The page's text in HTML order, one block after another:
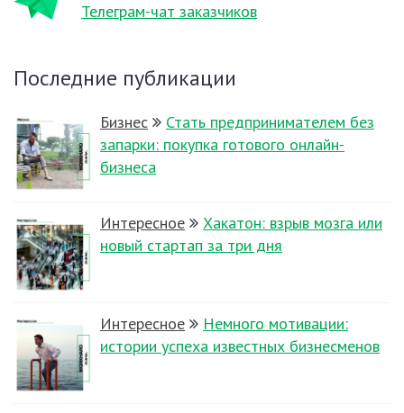
Телеграм-чат заказчиков
Последние публикации
Бизнес
Стать предпринимателем без
запарки: покупка готового онлайн-
бизнеса
Интересное
Хакатон: взрыв мозга или
новый стартап за три дня
Интересное
Немного мотивации:
истории успеха известных бизнесменов